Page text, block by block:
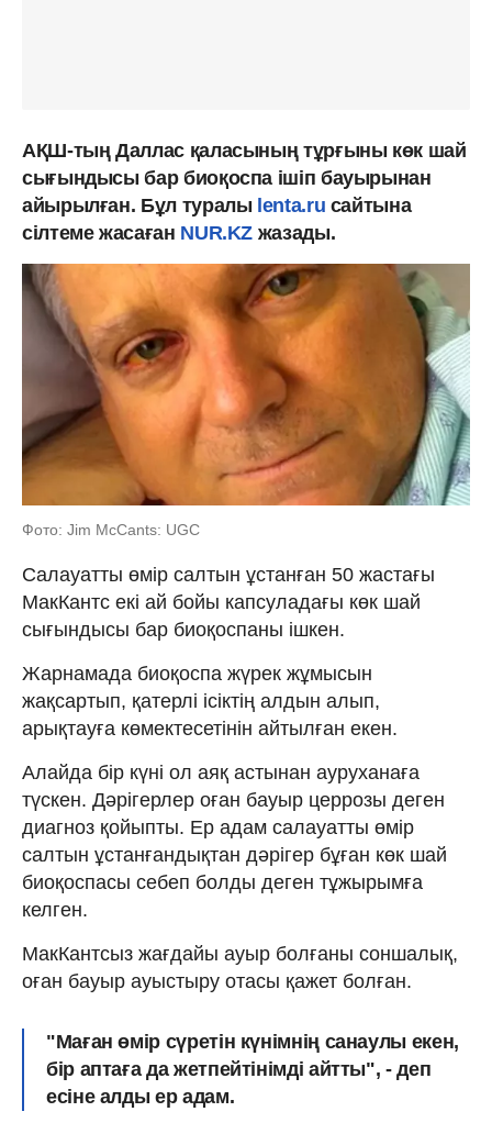
АҚШ-тың Даллас қаласының тұрғыны көк шай
сығындысы бар биоқоспа ішіп бауырынан
айырылған. Бұл туралы lenta.ru сайтына
сілтеме жасаған NUR.KZ жазады.
Фото: Jim McCants: UGC
Салауатты өмір салтын ұстанған 50 жастағы
МакКантс екі ай бойы капсуладағы көк шай
сығындысы бар биоқоспаны ішкен.
Жарнамада биоқоспа жүрек жұмысын
жақсартып, қатерлі ісіктің алдын алып,
арықтауға көмектесетінін айтылған екен.
Алайда бір күні ол аяқ астынан ауруханаға
түскен. Дәрігерлер оған бауыр церрозы деген
диагноз қойыпты. Ер адам салауатты өмір
салтын ұстанғандықтан дәрігер бұған көк шай
биоқоспасы себеп болды деген тұжырымға
келген.
МакКантсыз жағдайы ауыр болғаны соншалық,
оған бауыр ауыстыру отасы қажет болған.
"Маған өмір сүретін күнімнің санаулы екен,
бір аптаға да жетпейтінімді айтты", - деп
есіне алды ер адам.